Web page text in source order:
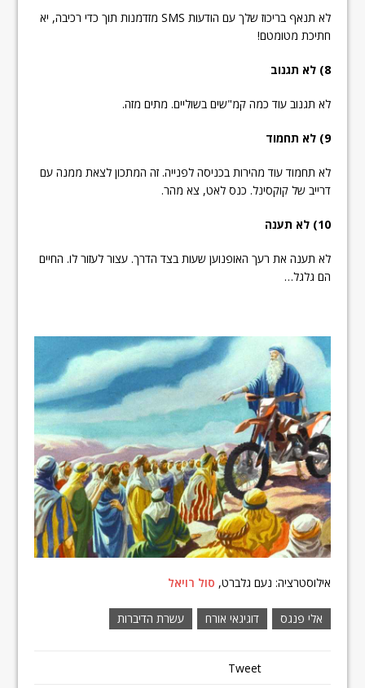
לא תנאף בריכוז שלך עם הודעות SMS מזדמנות תוך כדי רכיבה, יא
חתיכת מטומטם!
8) לא תגנוב
לא תגנוב עוד כמה קמ"שים בשוליים. מתים מזה.
9) לא תחמוד
לא תחמוד עוד מהירות בכניסה לפנייה. זה המתכון לצאת ממנה עם
דרייב של קוקסינל. כנס לאט, צא מהר.
10) לא תענה
לא תענה את רעך האופנוען שעות בצד הדרך. עצור לעזור לו. החיים
הם גלגל…
אילוסטרציה: נעם גלברט, סול רויאל
אלי פנגס דוגיגאי אורח עשרת הדיברות
Tweet